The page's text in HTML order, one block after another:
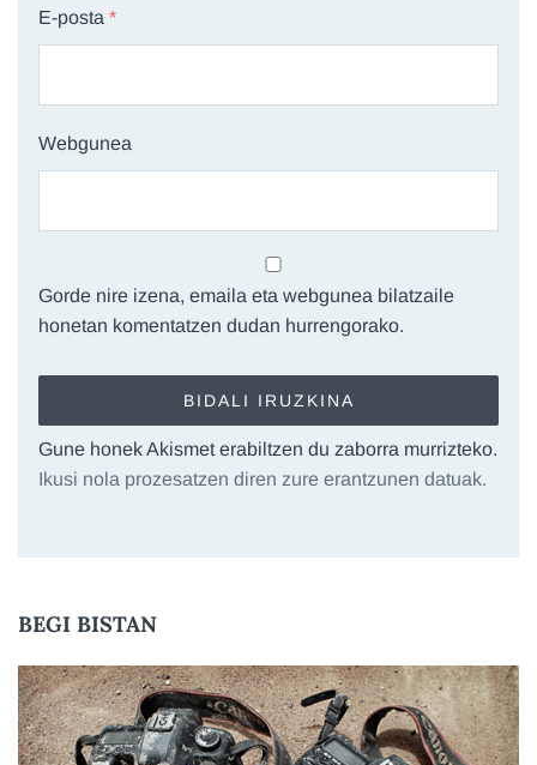
E-posta *
Webgunea
Gorde nire izena, emaila eta webgunea bilatzaile
honetan komentatzen dudan hurrengorako.
Gune honek Akismet erabiltzen du zaborra murrizteko.
Ikusi nola prozesatzen diren zure erantzunen datuak.
BEGI BISTAN